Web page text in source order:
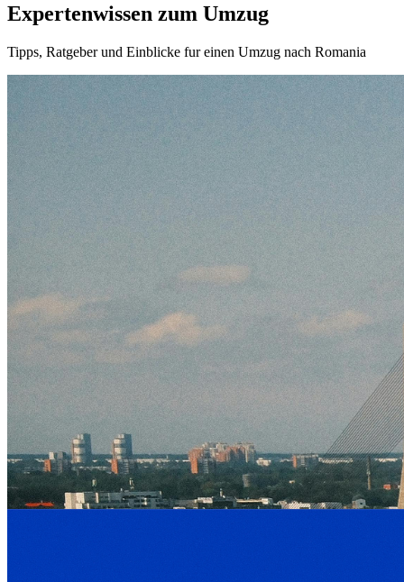
Expertenwissen zum Umzug
Tipps, Ratgeber und Einblicke fur einen Umzug nach Romania